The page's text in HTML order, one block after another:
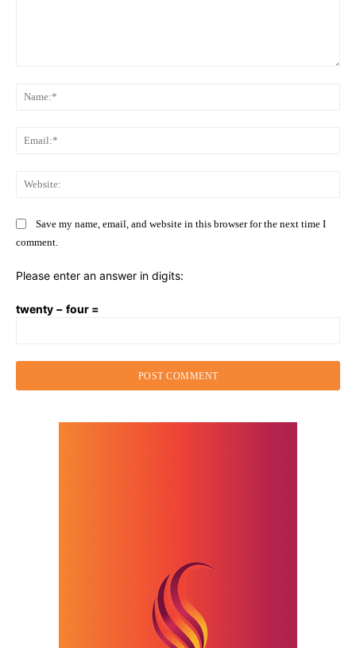
Save my name, email, and website in this browser for the next time I
comment.
Please enter an answer in digits:
twenty − four =